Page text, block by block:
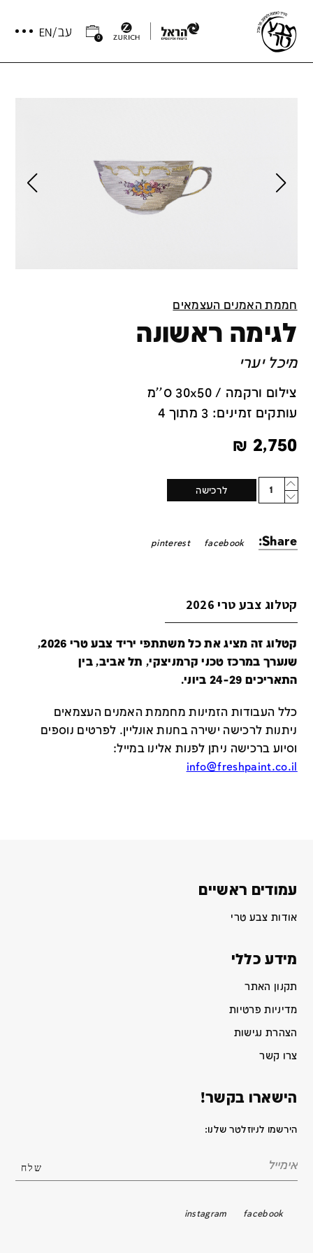
0
חממת האמנים העצמאים
לגימה ראשונה
מיכל יערי
צילום ורקמה / 30x50 ס''מ
עותקים זמינים: 3 מתוך 4
2,750
₪
Quantity
לרכישה
Share:
facebook
pinterest
קטלוג צבע טרי 2026
קטלוג זה מציג את כל משתתפי יריד צבע טרי 2026,
שנערך במרכז טכני קרמניצקי, תל אביב, בין
התאריכים 24-29 ביוני.
כלל העבודות הזמינות מחממת האמנים העצמאים
ניתנות לרכישה ישירה בחנות אונליין. לפרטים נוספים
וסיוע ברכישה ניתן לפנות אלינו במייל:
info@freshpaint.co.il
עמודים ראשיים
אודות צבע טרי
מידע כללי
תקנון האתר
מדיניות פרטיות
הצהרת נגישות
צרו קשר
הישארו בקשר!
הירשמו לניוזלטר שלנו:
facebook
instagram